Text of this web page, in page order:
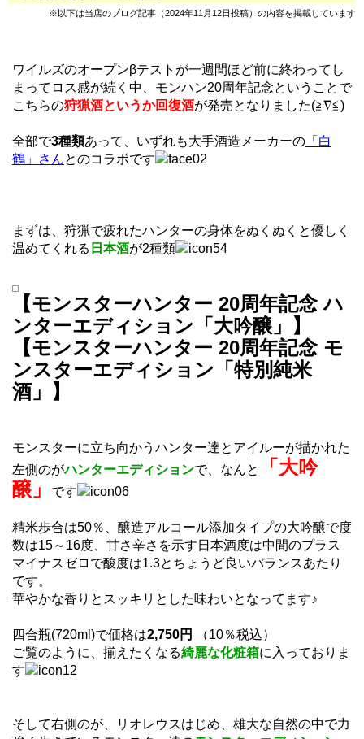
※以下は当店のブログ記事（2024年11月12日投稿）の内容を掲載しています
ワイルズのオープンβテストが一週間ほど前に終わってし
まってロス感が続く中、モンハン20周年記念ということで
こちらの狩猟酒というか回復酒が発売となりました(≧∇≦)
全部で3種類あって、いずれも大手酒造メーカーの 「白
鶴」さんとのコラボです
まずは、狩猟で疲れたハンターの身体をぬくぬくと優しく
温めてくれる 日本酒が2種類
【モンスターハンター 20周年記念 ハ
ンターエディション「大吟醸」】
【モンスターハンター 20周年記念 モ
ンスターエディション「特別純米
酒」】
モンスターに立ち向かうハンター達とアイルーが描かれた
左側のがハンターエディションで、なんと
「大吟
醸」
です
精米歩合は50％、醸造アルコール添加タイプの大吟醸で度
数は15～16度、甘さ辛さを示す日本酒度は中間のプラス
マイナスゼロで酸度は1.3とちょうど良いバランスあたり
です。
華やかな香りとスッキリとした味わいとなってます♪
四合瓶(720ml)で価格は2,750円
（10％税込）
ご覧のように、揃えたくなる綺麗な化粧箱に入っておりま
す
そして右側のが、リオレウスはじめ、雄大な自然の中で力